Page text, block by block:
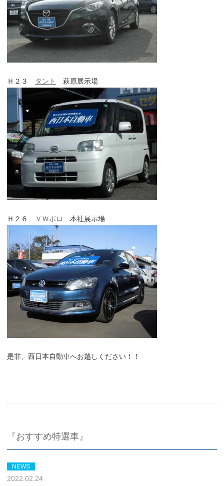
Ｈ２３ タント 萩原展示場
Ｈ２６ ＶＷポロ 本社展示場
是非、西日本自動車へお越しください！！
『おすすめ特選車』
NEWS
2022.02.24